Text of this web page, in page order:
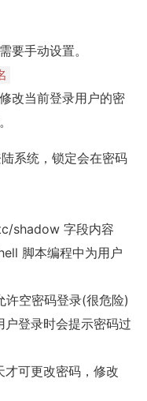
要手动设置。
改当前登录用户的密
系统，锁定会在密码
shadow 字段内容
脚本编程中为用户
空密码登录(很危险)
登录时会提示密码过
可更改密码，修改